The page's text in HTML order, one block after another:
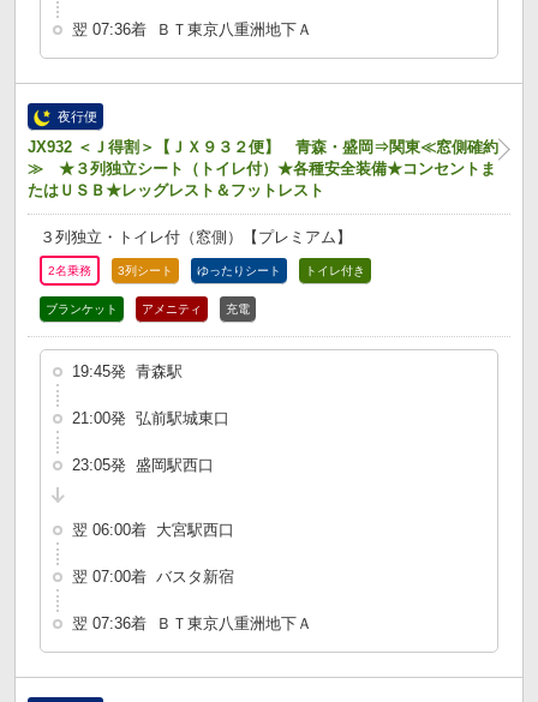
翌 07:36着 ＢＴ東京八重洲地下Ａ
夜行便
JX932 ＜Ｊ得割＞【ＪＸ９３２便】 青森・盛岡⇒関東≪窓側確約
≫ ★３列独立シート（トイレ付）★各種安全装備★コンセントま
たはＵＳＢ★レッグレスト＆フットレスト
３列独立・トイレ付（窓側）【プレミアム】
2名乗務 3列シート ゆったりシート トイレ付き
ブランケット アメニティ 充電
19:45発 青森駅
21:00発 弘前駅城東口
23:05発 盛岡駅西口
翌 06:00着 大宮駅西口
翌 07:00着 バスタ新宿
翌 07:36着 ＢＴ東京八重洲地下Ａ